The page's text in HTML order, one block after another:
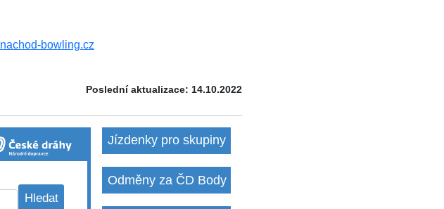
nachod-bowling.cz
Poslední aktualizace: 14.10.2022
Jízdenky pro skupiny
Odměny za ČD Body